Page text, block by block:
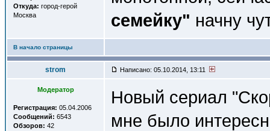
Откуда: город-герой
Москва
семейку" начну
В начало страницы
strom Написано: 05.10.2014, 13:11
Модератор
Регистрация: 05.04.2006
Сообщений: 6543
Обзоров: 42
Новый сериал
мне было